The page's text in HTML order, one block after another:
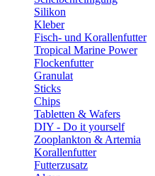
Silikon
Kleber
Fisch- und Korallenfutter
Tropical Marine Power
Flockenfutter
Granulat
Sticks
Chips
Tabletten & Wafers
DIY - Do it yourself
Zooplankton & Artemia
Korallenfutter
Futterzusatz